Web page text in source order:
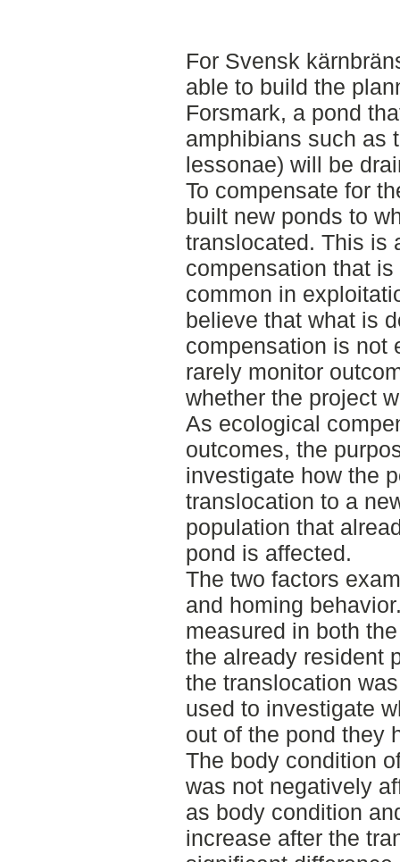
For Svensk
able to build the
Forsmark, a pond
amphibians such as
lessonae) will be
To compensate for
built new ponds to
translocated. This is
compensation that
common in
believe that what is
compensation is not
rarely monitor
whether the project
As ecological
outcomes, the
investigate how the
translocation to a
population that
pond is affected.
The two factors
and homing
measured in both
the already resident
the translocation
used to investigate
out of the pond they
The body condition
was not negatively
as body condition
increase after the